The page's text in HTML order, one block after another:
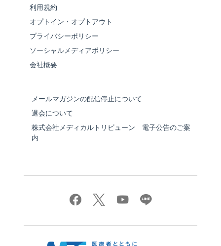
利用規約
オプトイン・オプトアウト
プライバシーポリシー
ソーシャルメディアポリシー
会社概要
メールマガジンの配信停止について
退会について
株式会社メディカルトリビューン 電子公告のご案
内